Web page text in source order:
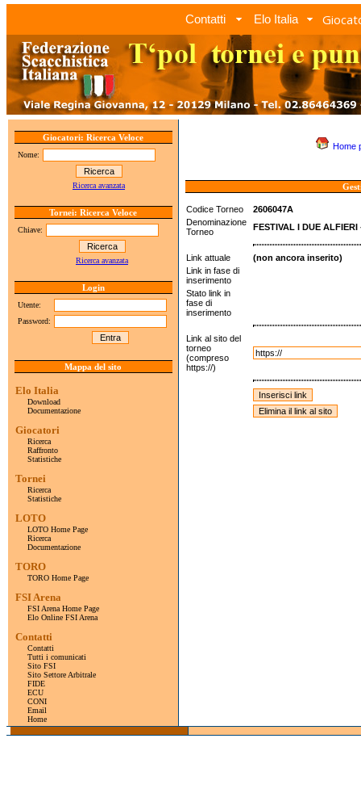
Contatti Elo Italia
Giocatori: Ricerca Veloce
Nome:
Ricerca avanzata
Tornei: Ricerca Veloce
Chiave:
Ricerca avanzata
Login
Utente:
Password:
Mappa del sito
Elo Italia
Download
Documentazione
Giocatori
Ricerca
Raffronto
Statistiche
Tornei
Ricerca
Statistiche
LOTO
LOTO Home Page
Ricerca
Documentazione
TORO
TORO Home Page
FSI Arena
FSI Arena Home Page
Elo Online FSI Arena
Contatti
Contatti
Tutti i comunicati
Sito FSI
Sito Settore Arbitrale
FIDE
ECU
CONI
Email
Home
Home
Codice Torneo
2606047A
Denominazione
Torneo
FESTIVAL I DUE ALFIERI
Link attuale
(non ancora inserito)
Link in fase di
inserimento
Stato link in
fase di
inserimento
Link al sito del
torneo
(compreso
https://)